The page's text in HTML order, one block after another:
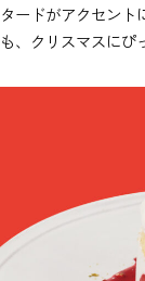
タードがアクセント
も、クリスマスにぴ